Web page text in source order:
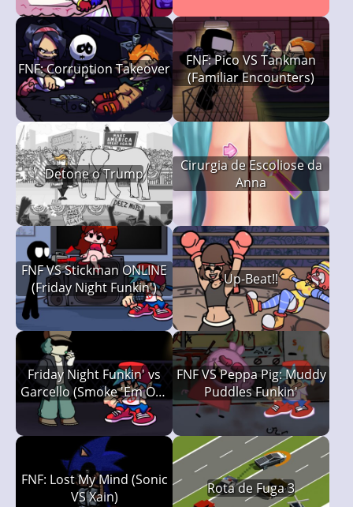
FNF: Corruption Takeover
FNF: Pico VS Tankman
(Familiar Encounters)
Detone o Trump
Cirurgia de Escoliose da
Anna
FNF VS Stickman ONLINE
(Friday Night Funkin')
Up-Beat!!
Friday Night Funkin' vs
Garcello (Smoke 'Em Out
Struggle)
FNF VS Peppa Pig: Muddy
Puddles Funkin'
FNF: Lost My Mind (Sonic
VS Xain)
Rota de Fuga 3